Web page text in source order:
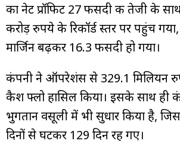
का नेट प्रॉफिट 27 फीसदी की तेजी के
करोड़ रुपये के रिकॉर्ड स्तर पर पहुंच
मार्जिन बढ़कर 16.3 फीसदी हो गया।
कंपनी ने ऑपरेशंस से 329.1 मिलियन
कैश फ्लो हासिल किया। इसके साथ ही
भुगतान वसूली में भी सुधार किया है,
दिनों से घटकर 129 दिन रह गए।